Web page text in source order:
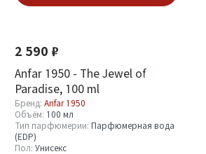
2 590 ₽
Anfar 1950 - The Jewel of
Paradise, 100 ml
Бренд: Anfar 1950
Объём: 100 мл
Тип парфюмерии: Парфюмерная вода
(EDP)
Пол: Унисекс